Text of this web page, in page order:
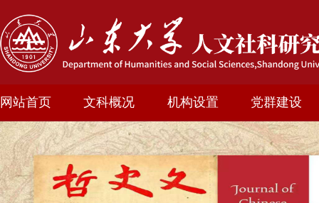
网站首页 文科概况 机构设置 党群建设